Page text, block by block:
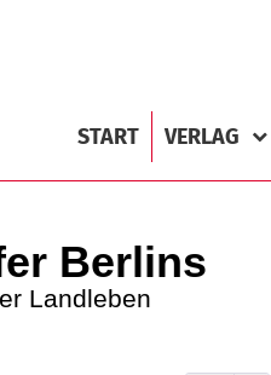
START VERLAG
Berlins
Landleben